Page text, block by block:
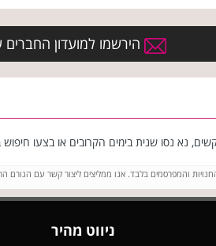
הירשמו למועדון החברים
נא נסו שנית בימים הקרובים או בצעו חיפוש
והמפרסמים בלבד. אנו ממליצים ליצור קשר עם הגורם
ניווט מהיר